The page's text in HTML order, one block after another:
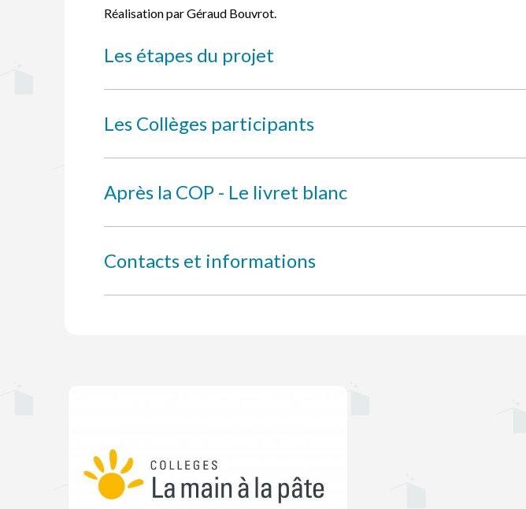
Réalisation par Géraud Bouvrot.
Les étapes du projet
Les Collèges participants
Après la COP - Le livret blanc
Contacts et informations